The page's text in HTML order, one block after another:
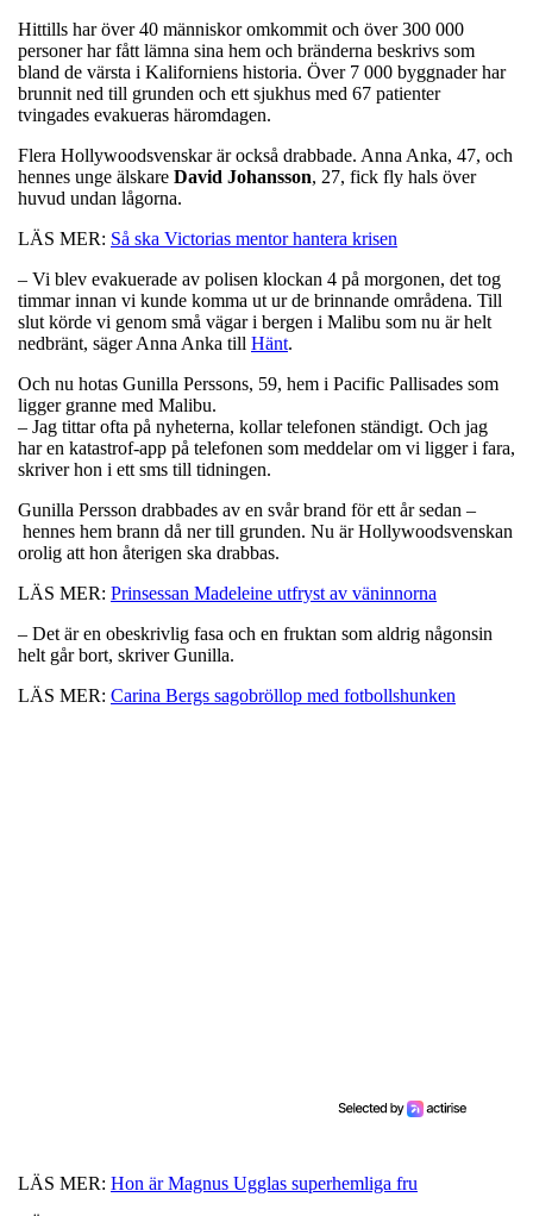
Hittills har över 40 människor omkommit och över 300 000
personer har fått lämna sina hem och bränderna beskrivs som
bland de värsta i Kaliforniens historia. Över 7 000 byggnader har
brunnit ned till grunden och ett sjukhus med 67 patienter
tvingades evakueras häromdagen.
Flera Hollywoodsvenskar är också drabbade. Anna Anka, 47, och
hennes unge älskare David Johansson, 27, fick fly hals över
huvud undan lågorna.
LÄS MER: Så ska Victorias mentor hantera krisen
– Vi blev evakuerade av polisen klockan 4 på morgonen, det tog
timmar innan vi kunde komma ut ur de brinnande områdena. Till
slut körde vi genom små vägar i bergen i Malibu som nu är helt
nedbränt, säger Anna Anka till Hänt.
Och nu hotas Gunilla Perssons, 59, hem i Pacific Pallisades som
ligger granne med Malibu.
– Jag tittar ofta på nyheterna, kollar telefonen ständigt. Och jag
har en katastrof-app på telefonen som meddelar om vi ligger i fara,
skriver hon i ett sms till tidningen.
Gunilla Persson drabbades av en svår brand för ett år sedan –
hennes hem brann då ner till grunden. Nu är Hollywoodsvenskan
orolig att hon återigen ska drabbas.
LÄS MER: Prinsessan Madeleine utfryst av väninnorna
– Det är en obeskrivlig fasa och en fruktan som aldrig någonsin
helt går bort, skriver Gunilla.
LÄS MER: Carina Bergs sagobröllop med fotbollshunken
LÄS MER: Hon är Magnus Ugglas superhemliga fru